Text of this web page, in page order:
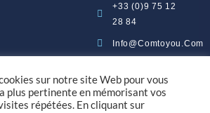
+33 (0)9 75 12
28 84
Info@comtoyou.com
- 17h30
sur notre site Web pour vous
plus pertinente en mémorisant vos
répétées. En cliquant sur